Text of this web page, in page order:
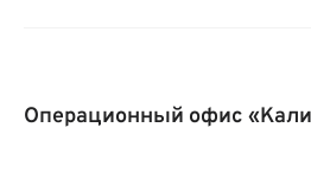
Операционный офис